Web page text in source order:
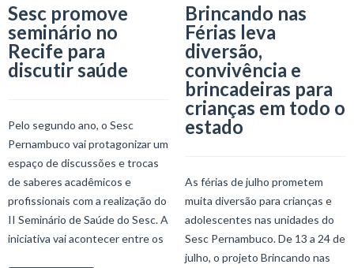
Sesc promove
seminário no
Recife para
discutir saúde
Pelo segundo ano, o Sesc
Pernambuco vai protagonizar um
espaço de discussões e trocas
de saberes acadêmicos e
profissionais com a realização do
II Seminário de Saúde do Sesc. A
iniciativa vai acontecer entre os
Brincando nas
Férias leva
diversão,
convivência e
brincadeiras para
crianças em todo o
estado
As férias de julho prometem
muita diversão para crianças e
adolescentes nas unidades do
Sesc Pernambuco. De 13 a 24 de
julho, o projeto Brincando nas